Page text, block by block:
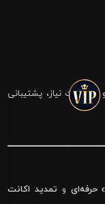
صورت نیاز، پشتیبانی
و تمدید اکانت